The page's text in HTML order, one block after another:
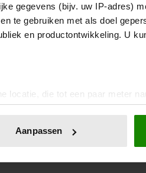
gegevens (bijv. uw IP-adres)
te gebruiken met als doel
en productontwikkeling. U
locatie, die tot een paar meter
op specifieke
de Cookieverklaring.
personaliseren, om functies
Aanpassen